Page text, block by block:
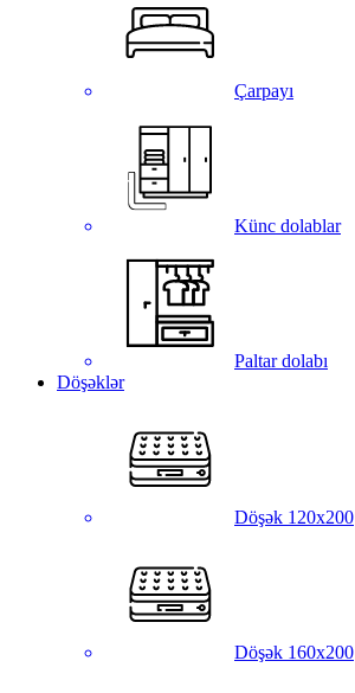
Çarpayı
Künc dolablar
Paltar dolabı
Döşəklər
Döşək 120x200
Döşək 160x200